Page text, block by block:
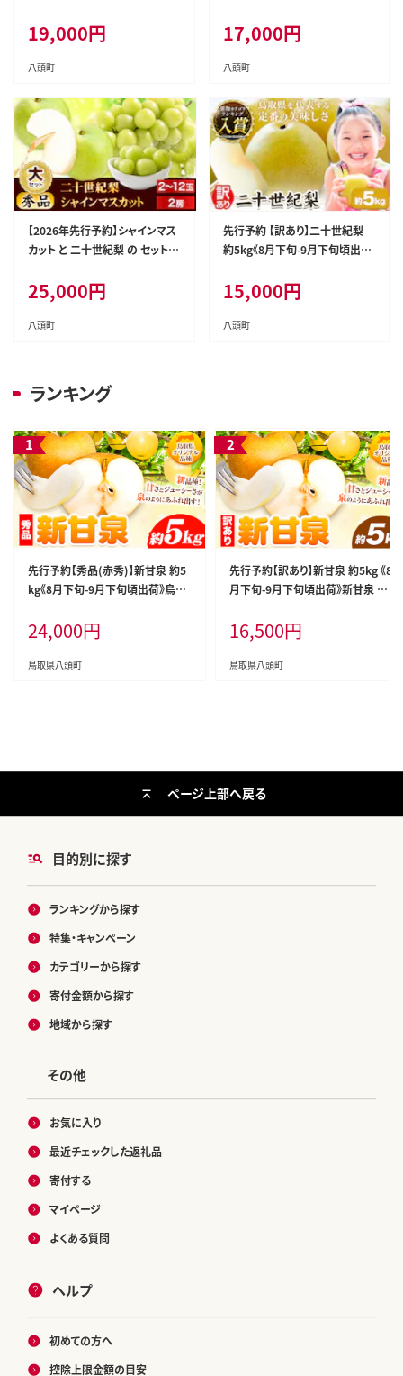
牧場 天美卵 ギフト お菓子 スイ
ーツ お菓子 送料無料 洋菓子 お
菓子 焼き菓子 ---yazu_ons_3_
19,000円
八頭町
頃出荷》鳥取県 八頭町 送料無料
梨 なし ナシ 柿 かき カキ 王秋梨
富有柿 果物 フルーツ ギフト 贈
17,000円
八頭町
【2026年先行予約】シャインマス
カット と 二十世紀梨 の セット
頃出荷予定》鳥取県 八頭町 梨
なし ナシ マスカット 果物 フルー
ツ 秀品 厳選 甘い 果汁 果実 ふ
25,000円
八頭町
先行予約 【訳あり】二十世紀梨
約5kg《8月下旬-9月下旬頃出
二十世紀 鳥取県 八頭町 なし 果
物 フルーツ 特産品 送料無料 果
汁 デザート 八頭---yazu_zsy_2
15,000円
八頭町
ランキング
先行予約【秀品(赤秀)】新甘泉 約5
kg《8月下旬-9月下旬頃出荷》鳥取
特産品 秀品 赤秀 贈答用 先行予約
送料無料 果汁 デザート---yazu_zs
y_257_5kg---
24,000円
鳥取県八頭町
先行予約【訳あり】新甘泉 約5kg 《8
月下旬-9月下旬頃出荷》新甘泉 梨
し 果物 フルーツ 特産品 送料無料
果汁 デザート 八頭 ---yazu_zsy_7
5_5kg---
16,500円
鳥取県八頭町
目的別に探す
ランキングから探す
特集・キャンペーン
カテゴリーから探す
寄付金額から探す
地域から探す
その他
お気に入り
最近チェックした返礼品
寄付する
マイページ
よくある質問
ヘルプ
初めての方へ
控除上限金額の目安
ページ上部へ戻る